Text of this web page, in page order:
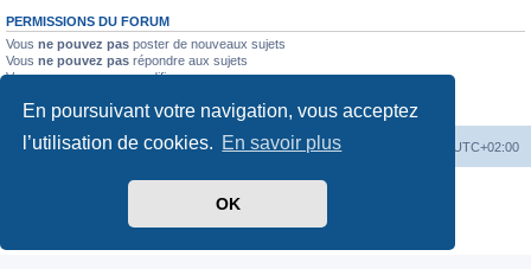
En poursuivant votre navigation, vous acceptez
l’utilisation de cookies. En savoir plus
OK
PERMISSIONS DU FORUM
Vous ne pouvez pas poster de nouveaux sujets
Vous ne pouvez pas répondre aux sujets
Vousne pouvez pasmodifier vos messages
Vousne pouvez pasjoindre des fichiers
Accueil Forum UTC+02:00
Supprimer les cookies
Développé par
® Forum Software © phpBB Limited
Traduit par
Confidentialité|Conditions